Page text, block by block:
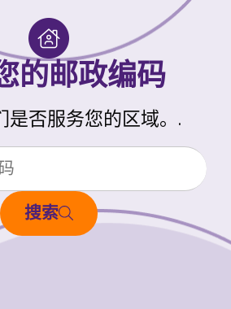
的邮政编码
是否服务您的区域。.
搜索